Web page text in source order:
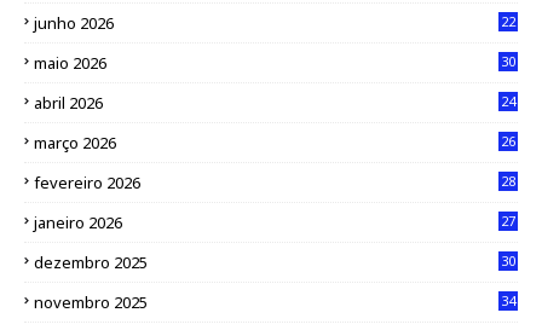
junho 2026 22
maio 2026 30
abril 2026 24
março 2026 26
fevereiro 2026 28
janeiro 2026 27
dezembro 2025 30
novembro 2025 34